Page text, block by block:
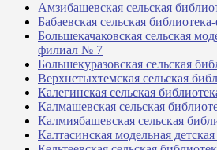
Амзибашевская сельская
Бабаевская сельская
Большекачаковская сельская
филиал № 7
Большекуразовская сельская
Верхнетыхтемская сельская
Калегинская сельская
Калмашевская сельская
Калмиябашевская сельская
Калтасинская модельная